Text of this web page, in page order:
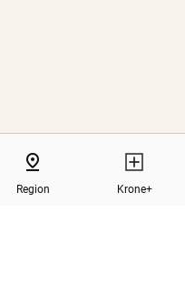
STEIERMARK
pin_drop
Region Krone+